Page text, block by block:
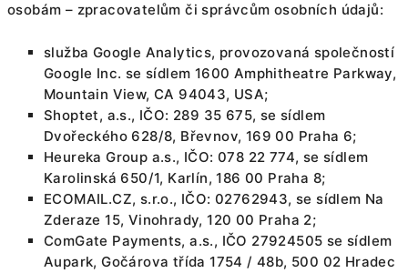
osobám – zpracovatelům či správcům osobních údajů:
služba Google Analytics, provozovaná společností
Google Inc. se sídlem 1600 Amphitheatre Parkway,
Mountain View, CA 94043, USA;
Shoptet, a.s., IČO: 289 35 675, se sídlem
Dvořeckého 628/8, Břevnov, 169 00 Praha 6;
Heureka Group a.s., IČO: 078 22 774, se sídlem
Karolinská 650/1, Karlín, 186 00 Praha 8;
ECOMAIL.CZ, s.r.o., IČO: 02762943, se sídlem Na
Zderaze 15, Vinohrady, 120 00 Praha 2;
ComGate Payments, a.s., IČO 27924505 se sídlem
Aupark, Gočárova třída 1754 / 48b, 500 02 Hradec